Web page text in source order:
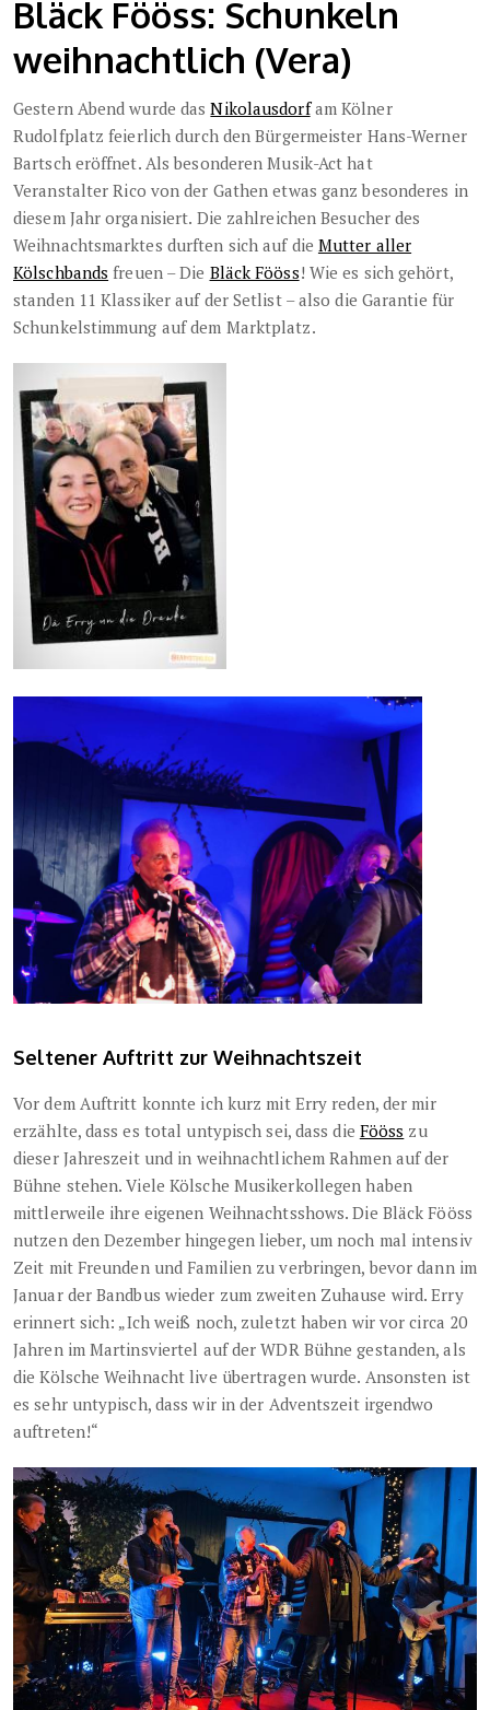
Bläck Fööss: Schunkeln
weihnachtlich (Vera)
Gestern Abend wurde dasNikolausdorfam Kölner
Rudolfplatz feierlich durch den Bürgermeister Hans-Werner
Bartsch eröffnet. Als besonderen Musik-Act hat
VeranstalterRico von der Gathen etwas ganz besonderes in
diesem Jahr organisiert. Die zahlreichen Besucher des
Weihnachtsmarktes durften sich auf die Mutter aller
Kölschbands freuen – Die Bläck Fööss! Wie es sich gehört,
standen 11 Klassiker auf der Setlist – also die Garantie für
Schunkelstimmung auf dem Marktplatz.
Seltener Auftritt zur Weihnachtszeit
Vor dem Auftritt konnte ich kurz mit Erry reden, der mir
erzählte, dass es total untypisch sei, dass die Fööss zu
dieser Jahreszeit und in weihnachtlichem Rahmen auf der
Bühne stehen. Viele Kölsche Musikerkollegen haben
mittlerweile ihre eigenen Weihnachtsshows. Die Bläck Fööss
nutzen den Dezember hingegen lieber, um noch mal intensiv
Zeit mit Freunden und Familien zu verbringen, bevor dann im
Januar der Bandbus wieder zum zweiten Zuhause wird. Erry
erinnert sich: „Ich weiß noch, zuletzt haben wir vor circa 20
Jahren im Martinsviertel auf der WDR Bühne gestanden, als
die Kölsche Weihnacht live übertragen wurde. Ansonsten ist
es sehr untypisch, dass wir in der Adventszeit irgendwo
auftreten!“